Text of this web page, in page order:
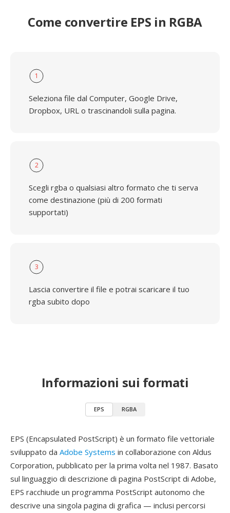
Come convertire EPS in RGBA
1
Seleziona file dal Computer, Google Drive,
Dropbox, URL o trascinandoli sulla pagina.
2
Scegli rgba o qualsiasi altro formato che ti serva
come destinazione (più di 200 formati
supportati)
3
Lascia convertire il file e potrai scaricare il tuo
rgba subito dopo
Informazioni sui formati
EPS RGBA
EPS (Encapsulated PostScript) è un formato file vettoriale
sviluppato da Adobe Systems in collaborazione con Aldus
Corporation, pubblicato per la prima volta nel 1987. Basato
sul linguaggio di descrizione di pagina PostScript di Adobe,
EPS racchiude un programma PostScript autonomo che
descrive una singola pagina di grafica — inclusi percorsi